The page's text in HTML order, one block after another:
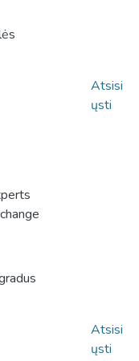
Atsisi
ųsti
Atsisi
ųsti